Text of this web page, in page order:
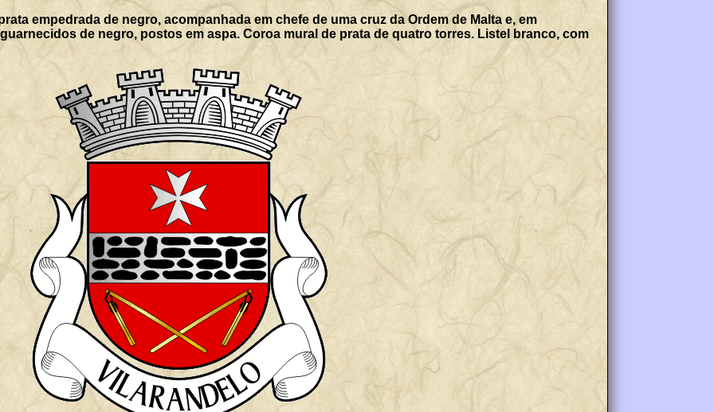
empedrada de negro, acompanhada em chefe de uma cruz da Ordem de Malta e, em
de negro, postos em aspa. Coroa mural de prata de quatro torres. Listel branco, com